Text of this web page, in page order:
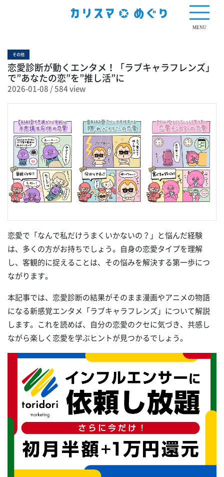
MENU
その他
恋愛診断が動くエンタメ！「ラブキャラフレンズ」
で”あなたの恋”を”推し活”に
2026-01-08 /584 view
恋愛で「なんで私だけうまくいかないの？」と悩んだ経験
は、多くの方がお持ちでしょう。自身の恋愛タイプを理解
し、客観的に捉えることは、その悩みを解決する第一歩につ
ながります。
本記事では、恋愛診断の結果がそのまま漫画やアニメの物語
になる新感覚エンタメ「ラブキャラフレンズ」について解説
します。これを読めば、自分の恋愛のクセに気づき、共感し
ながら楽しく恋愛を学ぶヒントが見つかるでしょう。